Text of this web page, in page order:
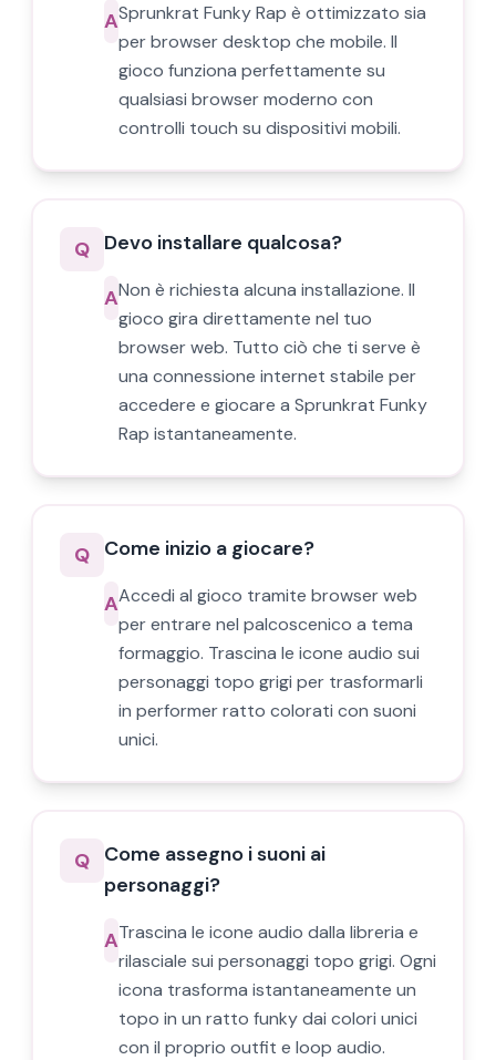
ASprunkrat Funky Rap è ottimizzato sia
per browser desktop che mobile. Il
gioco funziona perfettamente su
qualsiasi browser moderno con
controlli touch su dispositivi mobili.
Q Devo installare qualcosa?
ANon è richiesta alcuna installazione. Il
gioco gira direttamente nel tuo
browser web. Tutto ciò che ti serve è
una connessione internet stabile per
accedere e giocare a Sprunkrat Funky
Rap istantaneamente.
Q Come inizio a giocare?
AAccedi al gioco tramite browser web
per entrare nel palcoscenico a tema
formaggio. Trascina le icone audio sui
personaggi topo grigi per trasformarli
in performer ratto colorati con suoni
unici.
Q Come assegno i suoni ai
personaggi?
ATrascina le icone audio dalla libreria e
rilasciale sui personaggi topo grigi. Ogni
icona trasforma istantaneamente un
topo in un ratto funky dai colori unici
con il proprio outfit e loop audio.